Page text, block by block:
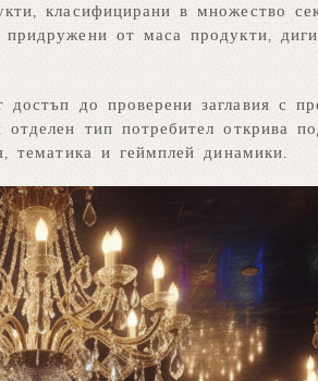
класифицирани в множество
от маса продукти,
до проверени заглавия с
тип потребител открива
тематика и геймплей динамики.